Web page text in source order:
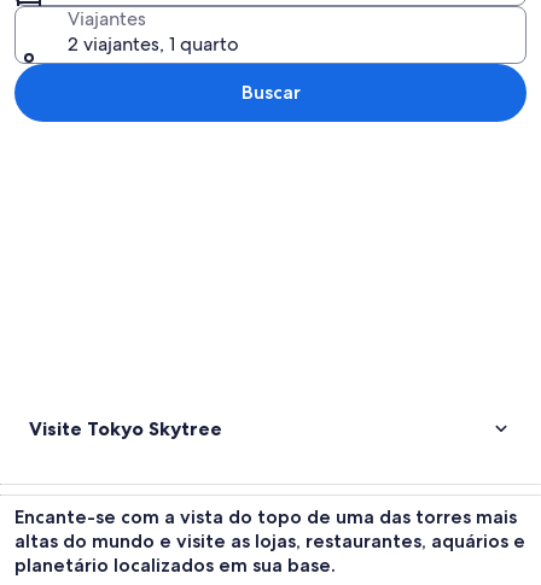
Viajantes
2 viajantes, 1 quarto
Buscar
Visite Tokyo Skytree
Encante-se com a vista do topo de uma das torres mais
altas do mundo e visite as lojas, restaurantes, aquários e
planetário localizados em sua base.